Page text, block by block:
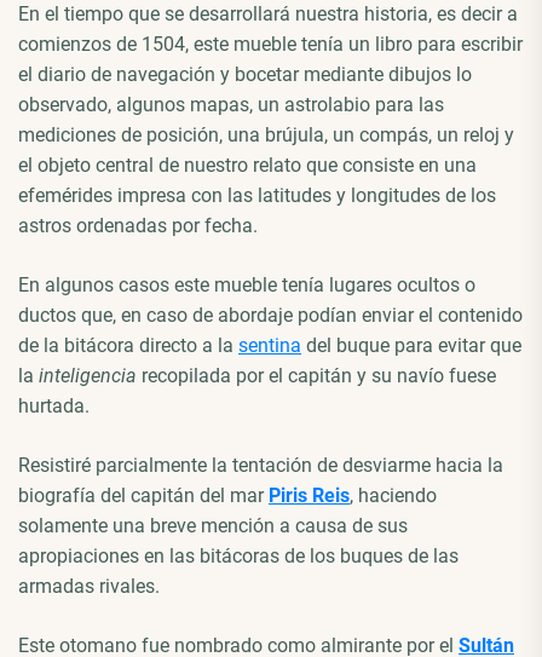
En el tiempo que se desarrollará nuestra historia, es decir a
comienzos de 1504, este mueble tenía un libro para escribir
el diario de navegación y bocetar mediante dibujos lo
observado, algunos mapas, un astrolabio para las
mediciones de posición, una brújula, un compás, un reloj y
el objeto central de nuestro relato que consiste en una
efemérides impresa con las latitudes y longitudes de los
astros ordenadas por fecha.
En algunos casos este mueble tenía lugares ocultos o
ductos que, en caso de abordaje podían enviar el contenido
de la bitácora directo a la sentina del buque para evitar que
la inteligencia recopilada por el capitán y su navío fuese
hurtada.
Resistiré parcialmente la tentación de desviarme hacia la
biografía del capitán del mar Piris Reis, haciendo
solamente una breve mención a causa de sus
apropiaciones en las bitácoras de los buques de las
armadas rivales.
Este otomano fue nombrado como almirante por el Sultán